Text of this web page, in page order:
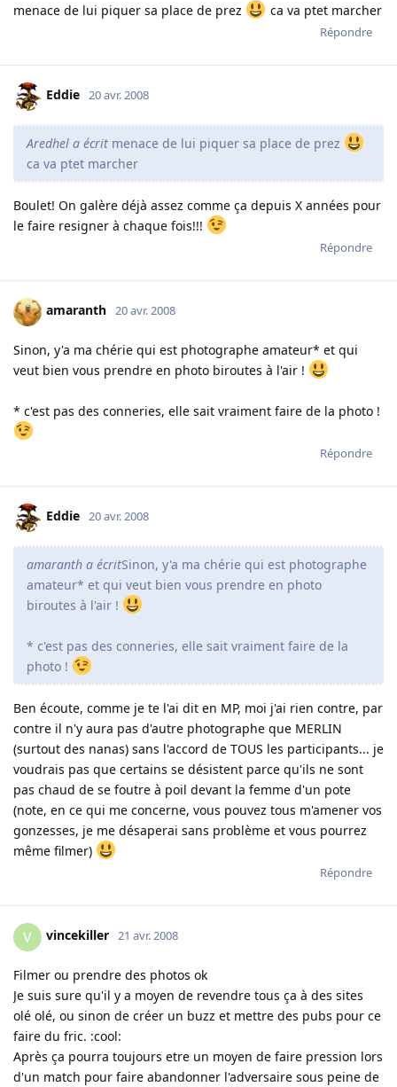
menace de lui piquer sa place de prez ca va ptet marcher
Répondre
Eddie 20 avr. 2008
Aredhel a écrit menace de lui piquer sa place de prez
ca va ptet marcher
Boulet! On galère déjà assez comme ça depuis X années pour
le faire resigner à chaque fois!!!
Répondre
amaranth 20 avr. 2008
Sinon, y'a ma chérie qui est photographe amateur* et qui
veut bien vous prendre en photo biroutes à l'air !
* c'est pas des conneries, elle sait vraiment faire de la photo !
Répondre
Eddie 20 avr. 2008
amaranth a écritSinon, y'a ma chérie qui est photographe
amateur* et qui veut bien vous prendre en photo
biroutes à l'air !
* c'est pas des conneries, elle sait vraiment faire de la
photo !
Ben écoute, comme je te l'ai dit en MP, moi j'ai rien contre, par
contre il n'y aura pas d'autre photographe que MERLIN
(surtout des nanas) sans l'accord de TOUS les participants... je
voudrais pas que certains se désistent parce qu'ils ne sont
pas chaud de se foutre à poil devant la femme d'un pote
(note, en ce qui me concerne, vous pouvez tous m'amener vos
gonzesses, je me désaperai sans problème et vous pourrez
même filmer)
Répondre
V vincekiller 21 avr. 2008
Filmer ou prendre des photos ok
Je suis sure qu'il y a moyen de revendre tous ça à des sites
olé olé, ou sinon de créer un buzz et mettre des pubs pour ce
faire du fric. :cool:
Après ça pourra toujours etre un moyen de faire pression lors
d'un match pour faire abandonner l'adversaire sous peine de